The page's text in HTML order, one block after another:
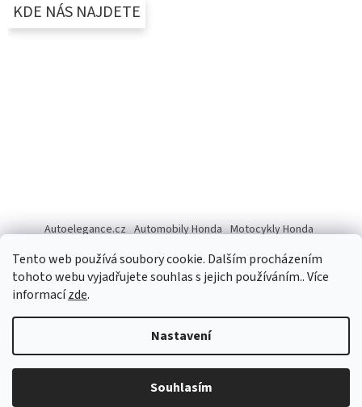
Tento web používá soubory cookie. Dalším procházením
tohoto webu vyjadřujete souhlas s jejich používáním.. Více
informacízde.
Nastavení
Souhlasím
KDE NÁS NAJDETE
Autoelegance.cz Automobily Honda Motocykly Honda
Copyright 2026Autoelegance Brno s.r.o.. Všechna práva
vyhrazena.